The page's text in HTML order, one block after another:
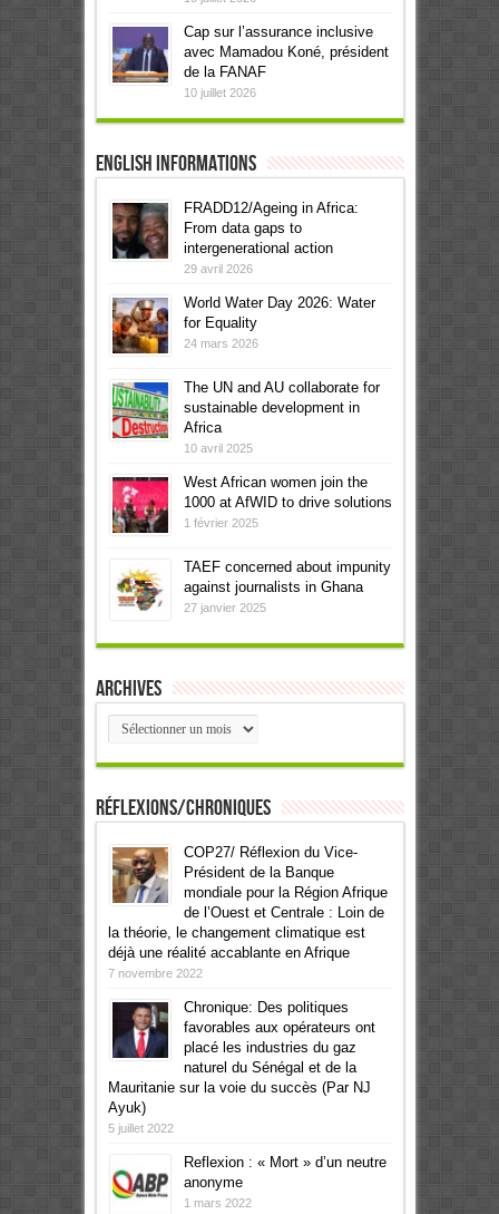
Cap sur l’assurance inclusive
avec Mamadou Koné, président
de la FANAF
10 juillet 2026
English informations
FRADD12/Ageing in Africa:
From data gaps to
intergenerational action
29 avril 2026
World Water Day 2026: Water
for Equality
24 mars 2026
The UN and AU collaborate for
sustainable development in
Africa
10 avril 2025
West African women join the
1000 at AfWID to drive solutions
1 février 2025
TAEF concerned about impunity
against journalists in Ghana
27 janvier 2025
Archives
Archives
Réflexions/Chroniques
COP27/ Réflexion du Vice-
Président de la Banque
mondiale pour la Région Afrique
de l’Ouest et Centrale : Loin de
la théorie, le changement climatique est
déjà une réalité accablante en Afrique
7 novembre 2022
Chronique: Des politiques
favorables aux opérateurs ont
placé les industries du gaz
naturel du Sénégal et de la
Mauritanie sur la voie du succès (Par NJ
Ayuk)
5 juillet 2022
Reflexion : « Mort » d’un neutre
anonyme
1 mars 2022